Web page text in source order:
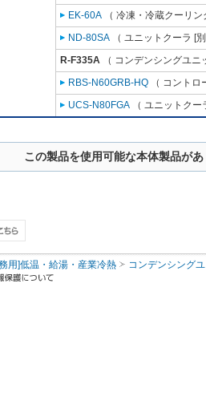
EK-60A （ 冷凍・冷蔵クーリ
ND-80SA （ ユニットクーラ [
R-F335A （ コンデンシングユ
RBS-N60GRB-HQ （ コント
UCS-N80FGA （ ユニットク
この製品を使用可能な本体製品が
用]低温・給湯・産業冷熱 コンデンシング